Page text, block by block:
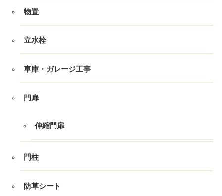
物置
立水栓
車庫・ガレージ工事
門扉
伸縮門扉
門柱
防草シート